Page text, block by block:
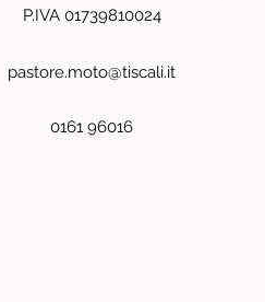
P.IVA 01739810024
pastore.moto@tiscali.it
0161 96016